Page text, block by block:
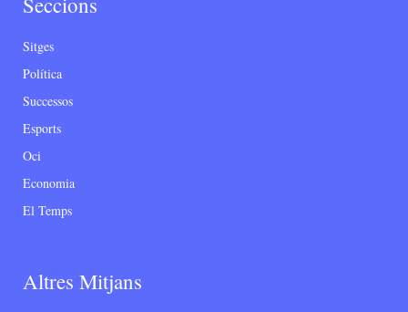
Sitges
Política
Successos
Esports
Oci
Economia
El Temps
Altres Mitjans